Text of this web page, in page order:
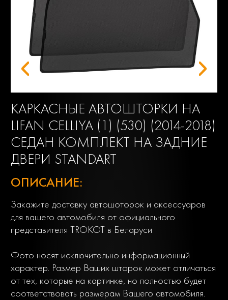
КАРКАСНЫЕ АВТОШТОРКИ НА
LIFAN CELLIYA (1) (530) (2014-2018)
СЕДАН КОМПЛЕКТ НА ЗАДНИЕ
ДВЕРИ STANDART
ОПИСАНИЕ:
Закажите доставку автошоторок и аксессуаров
для вашего автомобиля от официального
представителя TROKOT в Беларуси
Фото носят исключительно информационный
характер. Размер Ваших шторок может отличаться
от тех, которые на картинке, но полностью будет
соответствовать размерам Вашего автомобиля.